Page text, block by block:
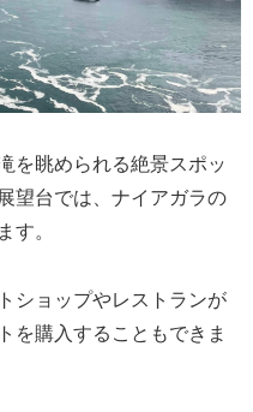
を眺められる絶景スポッ
望台では、ナイアガラの
す。
ショップやレストランが
を購入することもできま